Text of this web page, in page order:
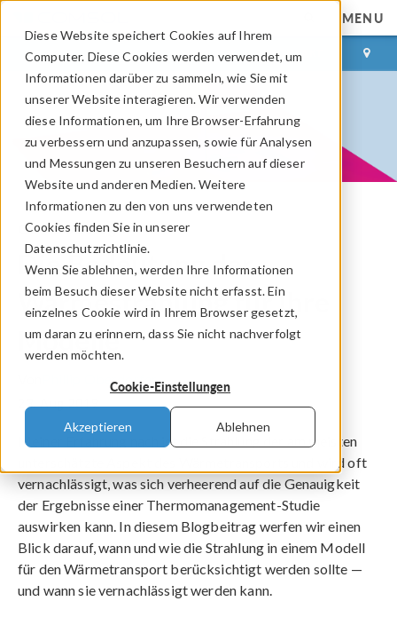
Diese Website speichert Cookies auf Ihrem
Computer. Diese Cookies werden verwendet, um
Informationen darüber zu sammeln, wie Sie mit
unserer Website interagieren. Wir verwenden
diese Informationen, um Ihre Browser-Erfahrung
zu verbessern und anzupassen, sowie für Analysen
und Messungen zu unseren Besuchern auf dieser
Website und anderen Medien. Weitere
Informationen zu den von uns verwendeten
Cookies finden Sie in unserer
Datenschutzrichtlinie.
Wenn Sie ablehnen, werden Ihre Informationen
beim Besuch dieser Website nicht erfasst. Ein
einzelnes Cookie wird in Ihrem Browser gesetzt,
um daran zu erinnern, dass Sie nicht nachverfolgt
werden möchten.
Cookie-Einstellungen
Akzeptieren Ablehnen
MENU
ANMELDEN KONTAKT
COMSOL Blog
Die Bedeutung der
Wärmestrahlung für Ihre
Modelle
Phillip Oberdorfer
23. Aug 2019
Meiner Erfahrung nach ist die Strahlung der am meisten
unterschätzte Aspekt des Wärmetransports und wird oft
vernachlässigt, was sich verheerend auf die Genauigkeit
der Ergebnisse einer Thermomanagement-Studie
auswirken kann. In diesem Blogbeitrag werfen wir einen
Blick darauf, wann und wie die Strahlung in einem Modell
für den Wärmetransport berücksichtigt werden sollte —
und wann sie vernachlässigt werden kann.